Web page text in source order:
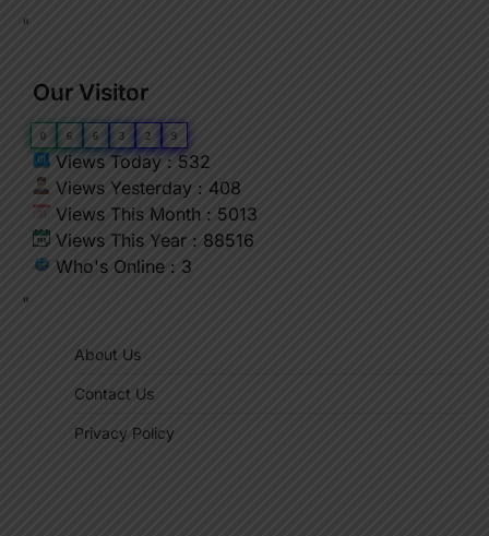
"
Our Visitor
0 6 6 3 2 9
Views Today : 532
Views Yesterday : 408
Views This Month : 5013
Views This Year : 88516
Who's Online : 3
"
About Us
Contact Us
Privacy Policy